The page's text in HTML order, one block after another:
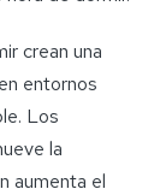
crean una
entornos
Los
la
aumenta el